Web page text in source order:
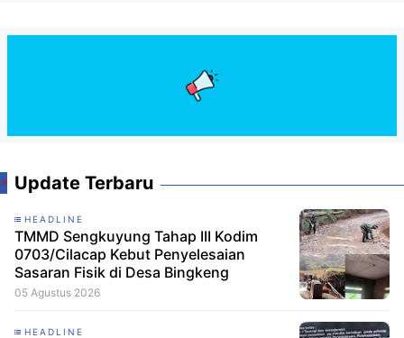
Update Terbaru
HEADLINE
TMMD Sengkuyung Tahap III Kodim
0703/Cilacap Kebut Penyelesaian
Sasaran Fisik di Desa Bingkeng
05 Agustus 2026
HEADLINE